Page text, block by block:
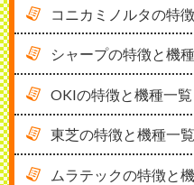
コニカミノルタの特
シャープの特徴と機
OKIの特徴と機種一覧
東芝の特徴と機種一覧
ムラテックの特徴と